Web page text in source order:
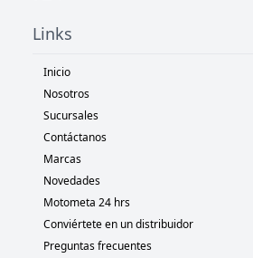
Links
Inicio
Nosotros
Sucursales
Contáctanos
Marcas
Novedades
Motometa 24 hrs
Conviértete en un distribuidor
Preguntas frecuentes